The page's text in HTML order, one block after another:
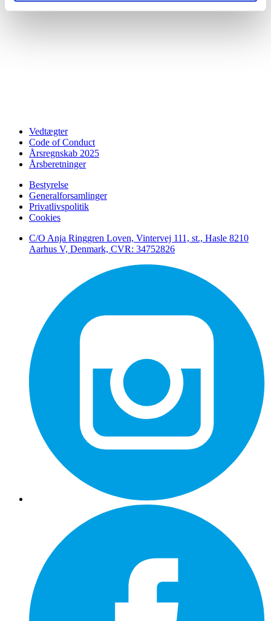
Vedtægter
Code of Conduct
Årsregnskab 2025
Årsberetninger
Bestyrelse
Generalforsamlinger
Privatlivspolitik
Cookies
C/O Anja Ringgren Loven, Vintervej 111, st., Hasle ​8210
Aarhus V, Denmark, CVR: 34752826